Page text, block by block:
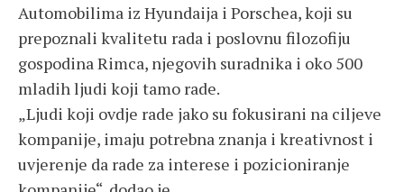
Automobilima iz Hyundaija i Porschea, koji su
prepoznali kvalitetu rada i poslovnu filozofiju
gospodina Rimca, njegovih suradnika i oko 500
mladih ljudi koji tamo rade.
„Ljudi koji ovdje rade jako su fokusirani na ciljeve
kompanije, imaju potrebna znanja i kreativnost i
uvjerenje da rade za interese i pozicioniranje